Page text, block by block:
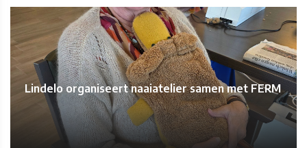
Lindelo organiseert naaiatelier samen met FERM